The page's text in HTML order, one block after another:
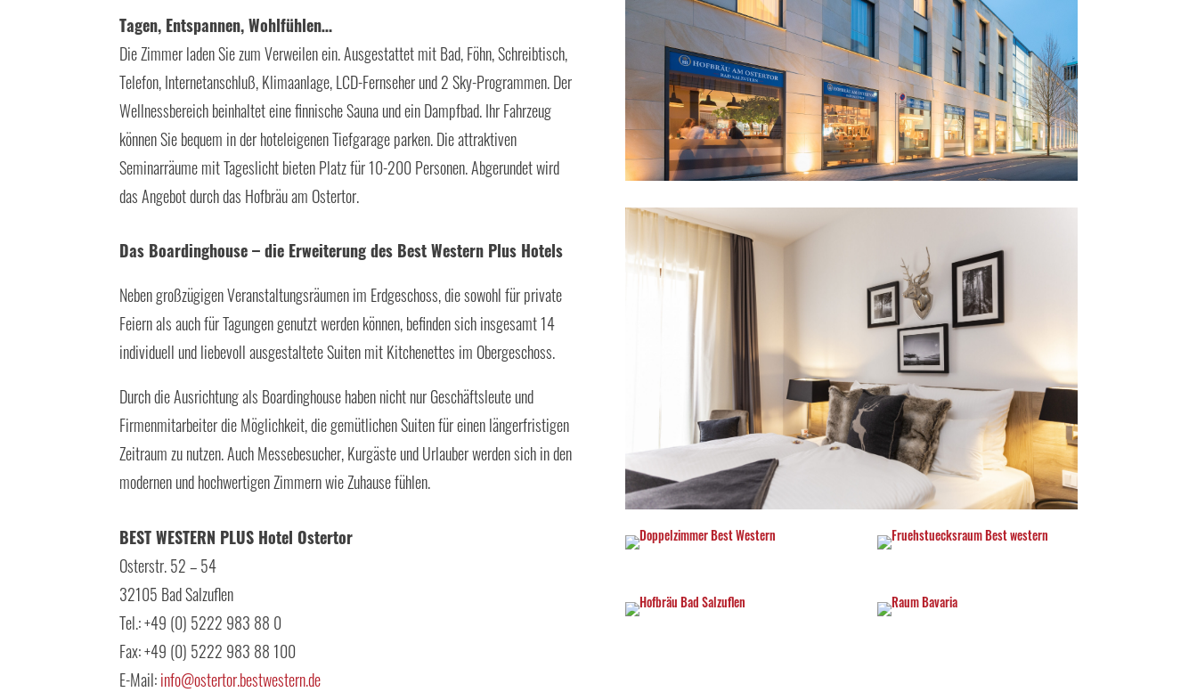
Tagen, Entspannen, Wohlfühlen…
Die Zimmer laden Sie zum Verweilen ein. Ausgestattet mit Bad, Föhn, Schreibtisch,
Telefon, Internetanschluß, Klimaanlage, LCD-Fernseher und 2 Sky-Programmen. Der
Wellnessbereich beinhaltet eine finnische Sauna und ein Dampfbad. Ihr Fahrzeug
können Sie bequem in der hoteleigenen Tiefgarage parken. Die attraktiven
Seminarräume mit Tageslicht bieten Platz für 10-200 Personen. Abgerundet wird
das Angebot durch das Hofbräu am Ostertor.
Das Boardinghouse – die Erweiterung des Best Western Plus Hotels
Neben großzügigen Veranstaltungsräumen im Erdgeschoss, die sowohl für private
Feiern als auch für Tagungen genutzt werden können, befinden sich insgesamt 14
individuell und liebevoll ausgestaltete Suiten mit Kitchenettes im Obergeschoss.
Durch die Ausrichtung als Boardinghouse haben nicht nur Geschäftsleute und
Firmenmitarbeiter die Möglichkeit, die gemütlichen Suiten für einen längerfristigen
Zeitraum zu nutzen. Auch Messebesucher, Kurgäste und Urlauber werden sich in den
modernen und hochwertigen Zimmern wie Zuhause fühlen.
BEST WESTERN PLUS Hotel Ostertor
Osterstr. 52 – 54
32105 Bad Salzuflen
Tel.: +49 (0) 5222 983 88 0
Fax: +49 (0) 5222 983 88 100
E-Mail:info@ostertor.bestwestern.de